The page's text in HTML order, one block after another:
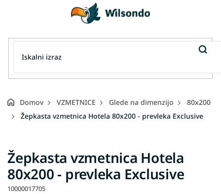
Domov VZMETNICE Glede na dimenzijo
80x200
Žepkasta vzmetnica Hotela 80x200 - prevleka Exclusive
Žepkasta vzmetnica Hotela
80x200 - prevleka Exclusive
10000017705